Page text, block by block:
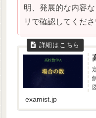
明、発展的な内容
リで確認してくださ
examist.jp